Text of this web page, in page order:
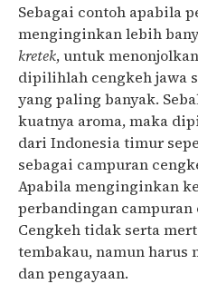
Sebagai contoh apabila
menginginkan lebih
kretek, untuk
dipilihlah cengkeh jawa
yang paling banyak.
kuatnya aroma, maka
dari Indonesia timur
sebagai campuran
Apabila menginginkan
perbandingan campuran
Cengkeh tidak serta
tembakau, namun harus
dan pengayaan.